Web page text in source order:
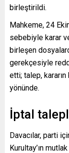
birleştirildi.
Mahkeme, 24
sebebiyle karar
birleşen
gerekçesiyle
etti; talep, kararın
yönünde.
İptal
Davacılar, parti
Kurultay’ın